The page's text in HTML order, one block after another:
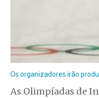
Os organizadores irão
As Olimpíadas de